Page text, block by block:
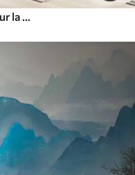
Peintures murales Arbre en fleurs sur la colline